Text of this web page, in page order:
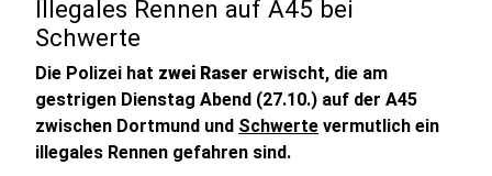
Illegales Rennen auf A45 bei
Schwerte
Die Polizei hat zwei Raser erwischt, die am
gestrigen Dienstag Abend (27.10.) auf der A45
zwischen Dortmund und Schwerte vermutlich ein
illegales Rennen gefahren sind.